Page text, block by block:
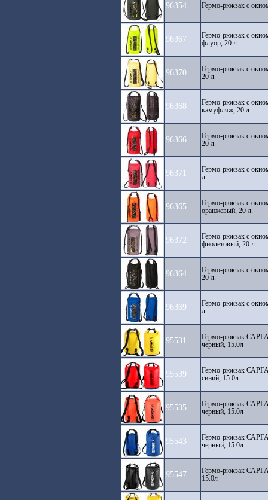
96354 Гермо-рюкзак с
96367
Гермо-рюкзак с
флуор, 20 л.
96370
Гермо-рюкзак с
20 л.
96368
Гермо-рюкзак с
камуфляж, 20 л.
96366
Гермо-рюкзак с
20 л.
96371
Гермо-рюкзак с
л.
96365
Гермо-рюкзак с
оранжевый, 20 л.
96372
Гермо-рюкзак с
фиолетовый, 20 л.
96364
Гермо-рюкзак с
20 л.
96369
Гермо-рюкзак с
л.
95531
Гермо-рюкзак
черный, 15.0л
95539
Гермо-рюкзак
синий, 15.0л
95535
Гермо-рюкзак
черный, 15.0л
95543
Гермо-рюкзак
черный, 15.0л
95547
Гермо-рюкзак
15.0л